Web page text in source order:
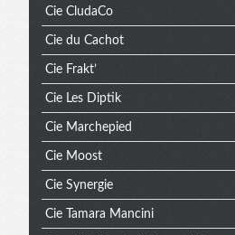
Cie CludaCo
Cie du Cachot
Cie Frakt’
Cie Les Diptik
Cie Marchepied
Cie Moost
Cie Synergie
Cie Tamara Mancini